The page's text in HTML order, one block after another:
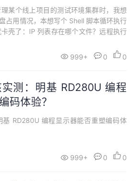
某个线上项目的测试环境集群时，我想
占用情况，本想写个 Shell 脚本循环执行
壳了：IP 列表存在哪个文件？远程执行
因各类小问题报错三次。 “写命令 5 分
999+ 0 0
测：明基 RD280U 编程
码体验？
RD280U 编程显示器能否重塑编码体
999+ 0 0